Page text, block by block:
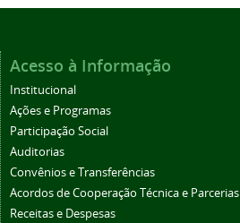
Acesso à Informação
Institucional
Ações e Programas
Participação Social
Auditorias
Convênios e Transferências
Acordos de Cooperação Técnica e Parcerias
Receitas e Despesas